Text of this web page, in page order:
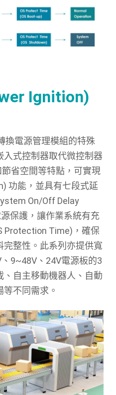
Ignition)
換電源管理模組的特殊
式控制器取代微控制器
省空間等特點，可實現
功能，並具有七段式延
On/Off Delay
保護，讓作業系統有充
Protection Time)，確保
整性。此系列亦提供寬
9~48V、24V電源板的3
自主移動機器人、自動
不同需求。